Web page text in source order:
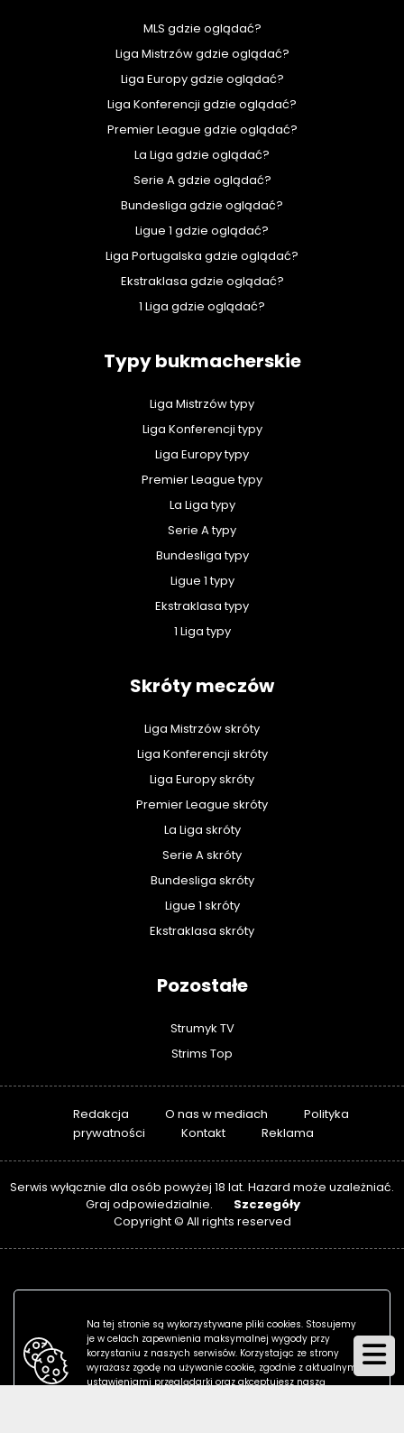
MLS gdzie oglądać?
Liga Mistrzów gdzie oglądać?
Liga Europy gdzie oglądać?
Liga Konferencji gdzie oglądać?
Premier League gdzie oglądać?
La Liga gdzie oglądać?
Serie A gdzie oglądać?
Bundesliga gdzie oglądać?
Ligue 1 gdzie oglądać?
Liga Portugalska gdzie oglądać?
Ekstraklasa gdzie oglądać?
1 Liga gdzie oglądać?
Typy bukmacherskie
Liga Mistrzów typy
Liga Konferencji typy
Liga Europy typy
Premier League typy
La Liga typy
Serie A typy
Bundesliga typy
Ligue 1 typy
Ekstraklasa typy
1 Liga typy
Skróty meczów
Liga Mistrzów skróty
Liga Konferencji skróty
Liga Europy skróty
Premier League skróty
La Liga skróty
Serie A skróty
Bundesliga skróty
Ligue 1 skróty
Ekstraklasa skróty
Pozostałe
Strumyk TV
Strims Top
Redakcja O nas w mediach
Polityka
prywatności
Kontakt Reklama
Serwis wyłącznie dla osób powyżej 18 lat. Hazard może uzależniać.
Graj odpowiedzialnie.
Szczegóły
Copyright © All rights reserved
Na tej stronie są wykorzystywane pliki cookies. Stosujemy
je w celach zapewnienia maksymalnej wygody przy
korzystaniu z naszych serwisów. Korzystając ze strony
wyrażasz zgodę na używanie cookie, zgodnie z aktualnymi
ustawieniami przeglądarki oraz akceptujesz naszą